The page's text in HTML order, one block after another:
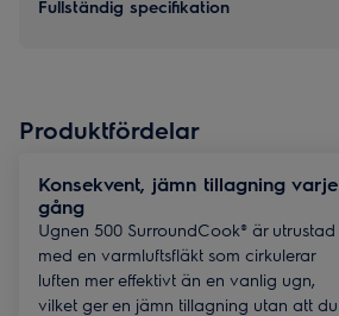
Fullständig specifikation
Produktfördelar
Konsekvent, jämn tillagning varje
gång
Ugnen 500 SurroundCook® är utrustad
med en varmluftsfläkt som cirkulerar
luften mer effektivt än en vanlig ugn,
vilket ger en jämn tillagning utan att du